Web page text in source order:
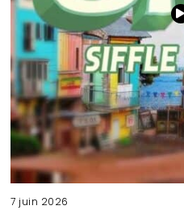
7 juin 2026